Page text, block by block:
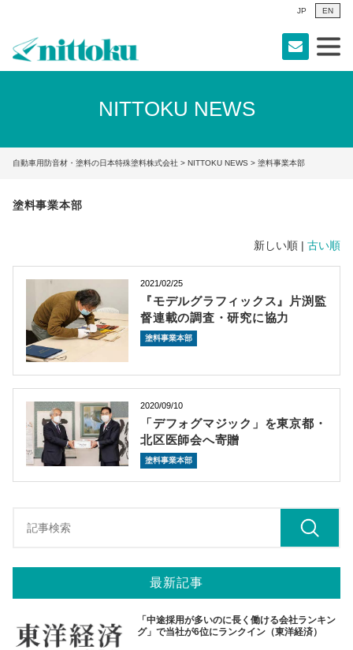
JP EN
NITTOKU NEWS
自動車用防音材・塗料の日本特殊塗料株式会社 > NITTOKU NEWS > 塗料事業本部
塗料事業本部
新しい順 | 古い順
2021/02/25
『モデルグラフィックス』片渕監
督連載の調査・研究に協力
塗料事業本部
2020/09/10
「デフォグマジック」を東京都・
北区医師会へ寄贈
塗料事業本部
最新記事
「中途採用が多いのに長く働ける会社ランキン
グ」で当社が6位にランクイン（東洋経済）